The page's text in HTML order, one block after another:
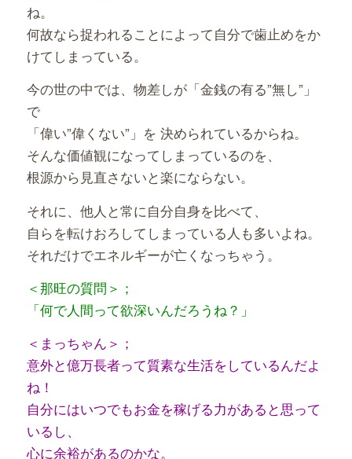
ね。
何故なら捉われることによって自分で歯止めをか
けてしまっている。
今の世の中では、物差しが「金銭の有る”無し”」
で
「偉い”偉くない”」を 決められているからね。
そんな価値観になってしまっているのを、
根源から見直さないと楽にならない。
それに、他人と常に自分自身を比べて、
自らを転けおろしてしまっている人も多いよね。
それだけでエネルギーが亡くなっちゃう。
＜那旺の質問＞；
「何で人間って欲深いんだろうね？」
＜まっちゃん＞；
意外と億万長者って質素な生活をしているんだよ
ね！
自分にはいつでもお金を稼げる力があると思って
いるし、
心に余裕があるのかな。